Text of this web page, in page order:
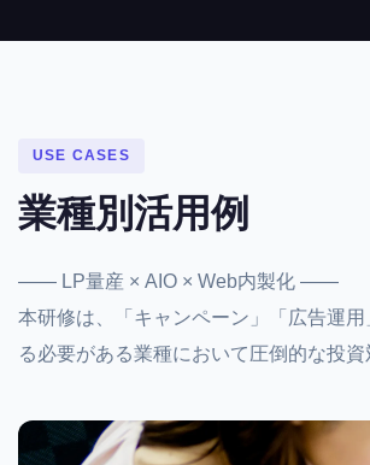
USE CASES
業種別活用例
―― LP量産 × AIO × Web内製化 ――
本研修は、「キャンペーン」「広告運
る必要がある業種において圧倒的な投